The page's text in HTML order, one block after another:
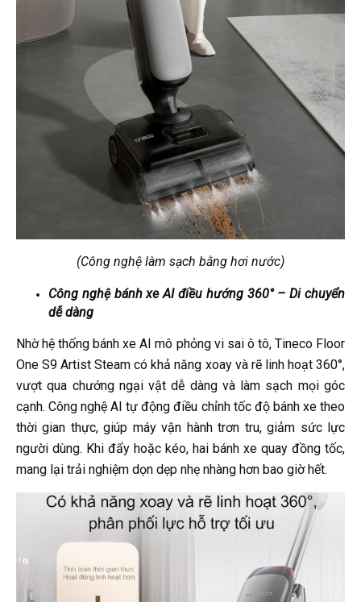
(Công nghệ làm sạch bằng hơi nước)
Công nghệ bánh xe AI điều hướng 360° – Di chuyển
dễ dàng
Nhờ hệ thống bánh xe AI mô phỏng vi sai ô tô, Tineco Floor
One S9 Artist Steam có khả năng xoay và rẽ linh hoạt 360°,
vượt qua chướng ngại vật dễ dàng và làm sạch mọi góc
cạnh. Công nghệ AI tự động điều chỉnh tốc độ bánh xe theo
thời gian thực, giúp máy vận hành trơn tru, giảm sức lực
người dùng. Khi đẩy hoặc kéo, hai bánh xe quay đồng tốc,
mang lại trải nghiệm dọn dẹp nhẹ nhàng hơn bao giờ hết.